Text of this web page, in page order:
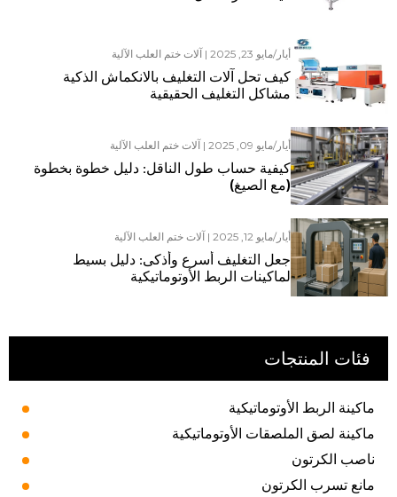
أيار/مايو 23, 2025 |آلات ختم العلب الآلية
كيف تحل آلات التغليف بالانكماش الذكية
مشاكل التغليف الحقيقية
أيار/مايو 09, 2025 |آلات ختم العلب الآلية
كيفية حساب طول الناقل: دليل خطوة بخطوة
(مع الصيغ)
أيار/مايو 12, 2025 |آلات ختم العلب الآلية
جعل التغليف أسرع وأذكى: دليل بسيط
لماكينات الربط الأوتوماتيكية
فئات المنتجات
ماكينة الربط الأوتوماتيكية
ماكينة لصق الملصقات الأوتوماتيكية
ناصب الكرتون
مانع تسرب الكرتون